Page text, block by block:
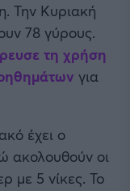
Την Κυριακή
78 γύρους.
τη χρήση
για
έχει ο
ακολουθούν οι
με 5 νίκες. To